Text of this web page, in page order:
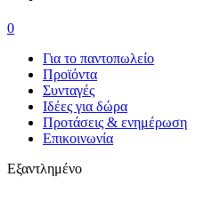
0
Για το παντοπωλείο
Προϊόντα
Συνταγές
Ιδέες για δώρα
Προτάσεις & ενημέρωση
Επικοινωνία
Εξαντλημένο